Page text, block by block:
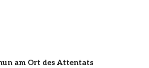
am Ort des Attentats